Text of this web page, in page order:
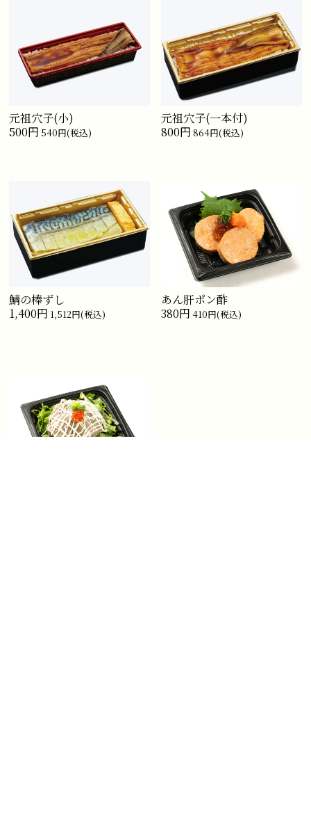
元祖穴子(小)
500円 540円(税込)
元祖穴子(一本付)
800円 864円(税込)
鯖の棒ずし
1,400円 1,512円(税込)
あん肝ポン酢
380円 410円(税込)